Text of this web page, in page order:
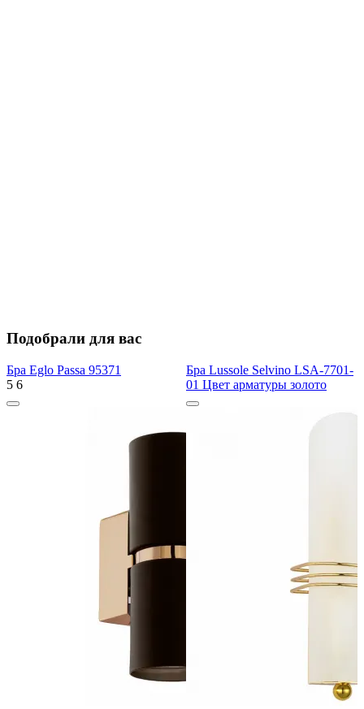
Подобрали для вас
Бра Eglo Passa 95371
5 6
Бра Lussole Selvino LSA-7701-
01 Цвет арматуры золото